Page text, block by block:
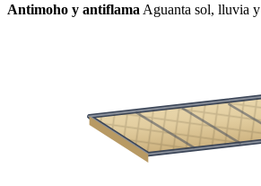
Antimoho y antiflama Aguanta sol, lluvia y